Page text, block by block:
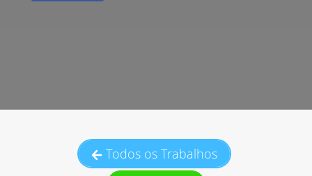
Todos os Trabalhos